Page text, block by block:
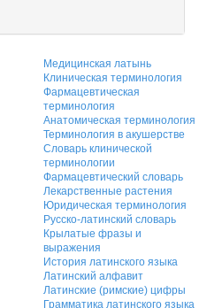
Медицинская латынь
Клиническая терминология
Фармацевтическая
терминология
Анатомическая терминология
Терминология в акушерстве
Словарь клинической
терминологии
Фармацевтический словарь
Лекарственные растения
Юридическая терминология
Русско-латинский словарь
Крылатые фразы и
выражения
История латинского языка
Латинский алфавит
Латинские (римские) цифры
Грамматика латинского языка